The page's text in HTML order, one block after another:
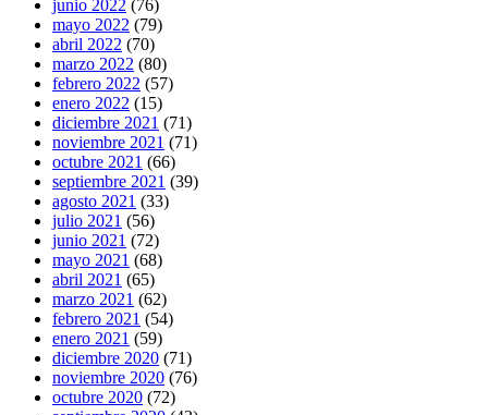
junio 2022 (76)
mayo 2022 (79)
abril 2022 (70)
marzo 2022 (80)
febrero 2022 (57)
enero 2022 (15)
diciembre 2021 (71)
noviembre 2021 (71)
octubre 2021 (66)
septiembre 2021 (39)
agosto 2021 (33)
julio 2021 (56)
junio 2021 (72)
mayo 2021 (68)
abril 2021 (65)
marzo 2021 (62)
febrero 2021 (54)
enero 2021 (59)
diciembre 2020 (71)
noviembre 2020 (76)
octubre 2020 (72)